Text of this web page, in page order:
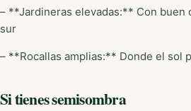
– **Jardineras elevadas:** Con buen
sur
– **Rocallas amplias:** Donde el sol
Si tienes semisombra